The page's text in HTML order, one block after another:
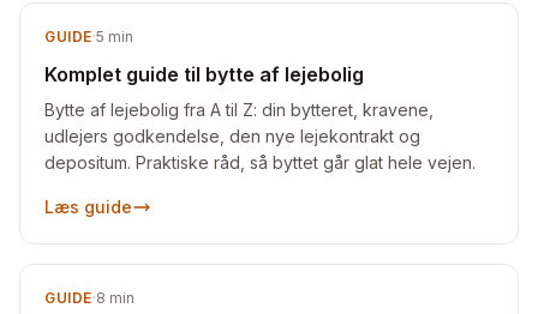
GUIDE·5 min
Komplet guide til bytte af lejebolig
Bytte af lejebolig fra A til Z: din bytteret, kravene,
udlejers godkendelse, den nye lejekontrakt og
depositum. Praktiske råd, så byttet går glat hele vejen.
Læs guide
GUIDE·8 min